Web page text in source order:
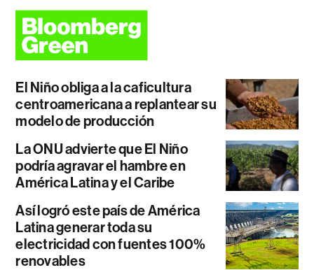
El Niño obliga a la caficultura
centroamericana a replantear su
modelo de producción
La ONU advierte que El Niño
podría agravar el hambre en
América Latina y el Caribe
Así logró este país de América
Latina generar toda su
electricidad con fuentes 100%
renovables